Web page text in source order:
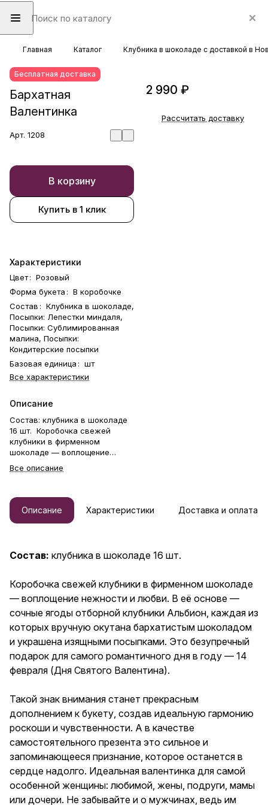
Главная Каталог Клубника в шоколаде с доставкой в
Бесплатная доставка
Бархатная
Валентинка
Арт. 1208
В корзину
Купить в 1 клик
Характеристики
Цвет: Розовый
Форма букета : В коробочке
Состав : Клубника в шоколаде,
Посыпки: Лепестки миндаля,
Посыпки: Сублимированная
малина, Посыпки:
Кондитерские посыпки
Базовая единица : шт
Все характеристики
Описание
Состав: клубника в шоколаде
16 шт. Коробочка свежей
клубники в фирменном
шоколаде — воплощение
— сочные ягоды отборной
которых вручную окутана
бархатистым шоколадом и
украшена изящными
февраля (Дня Святого
внимания станет прекрасным
дополнением к букету, создав
идеальную гармонию роскоши
и чувственности. А в качестве
самостоятельного презента
это сильное и
запоминающееся признание,
которое останется в сердце
надолго. Идеальная
валентинка для самой
жены, подруги, мамы или
дочери. Не забывайте и о
мужчинах, ведь им тоже
приятно получить такой
подарок: любимому мужчине,
парню, другу, мужу. Дарите
вкус, перед которым
невозможно устоять.
Все описание
2 990 ₽
Рассчитать доставку
Описание Характеристики Доставка и оплата
Состав: клубника в шоколаде 16 шт.
Коробочка свежей клубники в фирменном шоколаде
— воплощение нежности и любви. В её основе —
сочные ягоды отборной клубники Альбион, каждая из
которых вручную окутана бархатистым шоколадом
и украшена изящными посыпками. Это безупречный
подарок для самого романтичного дня в году — 14
февраля (Дня Святого Валентина).
Такой знак внимания станет прекрасным
дополнением к букету, создав идеальную гармонию
роскоши и чувственности. А в качестве
самостоятельного презента это сильное и
запоминающееся признание, которое останется в
сердце надолго. Идеальная валентинка для самой
особенной женщины: любимой, жены, подруги, мамы
или дочери. Не забывайте и о мужчинах, ведь им